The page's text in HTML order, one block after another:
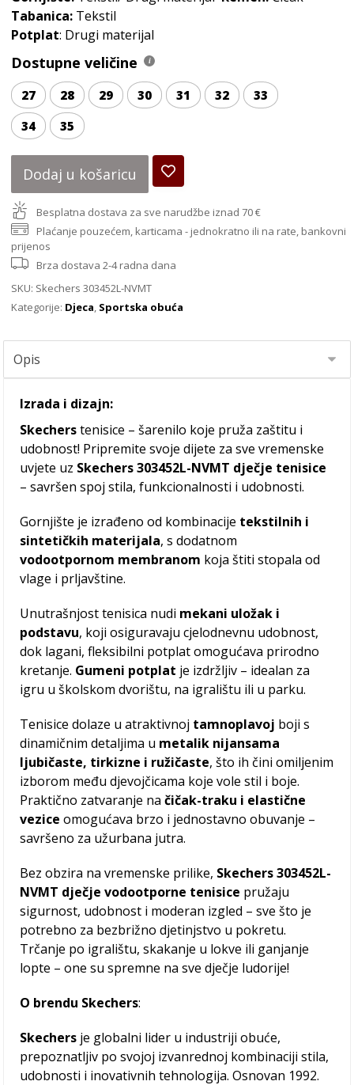
Tabanica: Tekstil
Potplat: Drugi materijal
Dostupne veličine
27 28 29 30 31 32
33
34
35
Dodaj u košaricu
Besplatna dostava za sve narudžbe iznad 70 €
Plaćanje pouzećem, karticama - jednokratno ili na rate, bankovni
prijenos
Brza dostava 2-4 radna dana
SKU: Skechers 303452L-NVMT
Kategorije: Djeca, Sportska obuća
Izrada i dizajn:
Skecherstenisice – šarenilo koje pruža zaštitu i
udobnost! Pripremite svoje dijete za sve vremenske
uvjete uz Skechers 303452L-NVMT dječje tenisice
– savršen spoj stila, funkcionalnosti i udobnosti.
Gornjište je izrađeno od kombinacije tekstilnih i
sintetičkih materijala, s dodatnom
vodootpornom membranom koja štiti stopala od
vlage i prljavštine.
Unutrašnjost tenisica nudi mekani uložak i
podstavu, koji osiguravaju cjelodnevnu udobnost,
dok lagani, fleksibilni potplat omogućava prirodno
kretanje. Gumeni potplat je izdržljiv – idealan za
igru u školskom dvorištu, na igralištu ili u parku.
Tenisice dolaze u atraktivnoj tamnoplavoj boji s
dinamičnim detaljima u metalik nijansama
ljubičaste, tirkizne i ružičaste, što ih čini omiljenim
izborom među djevojčicama koje vole stil i boje.
Praktično zatvaranje načičak-traku i elastične
vezice omogućava brzo i jednostavno obuvanje –
savršeno za užurbana jutra.
Bez obzira na vremenske prilike, Skechers 303452L-
NVMT dječje vodootporne tenisice pružaju
sigurnost, udobnost i moderan izgled – sve što je
potrebno za bezbrižno djetinjstvo u pokretu.
Trčanje po igralištu, skakanje u lokve ili ganjanje
lopte – one su spremne na sve dječje ludorije!
O brendu Skechers:
Skechers je globalni lider u industriji obuće,
prepoznatljiv po svojoj izvanrednoj kombinaciji stila,
udobnosti i inovativnih tehnologija. Osnovan 1992.